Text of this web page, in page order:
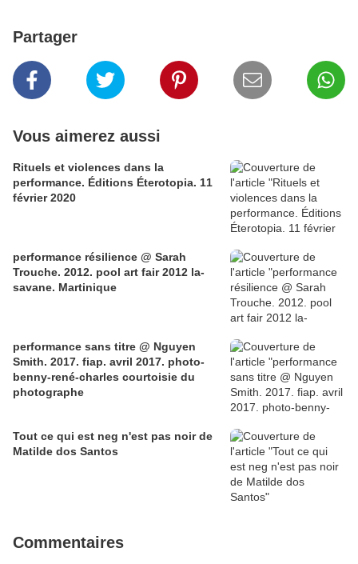
Partager
Vous aimerez aussi
Rituels et violences dans la
performance. Éditions Éterotopia. 11
février 2020
performance résilience @ Sarah
Trouche. 2012. pool art fair 2012 la-
savane. Martinique
performance sans titre @ Nguyen
Smith. 2017. fiap. avril 2017. photo-
benny-rené-charles courtoisie du
photographe
Tout ce qui est neg n'est pas noir de
Matilde dos Santos
Commentaires